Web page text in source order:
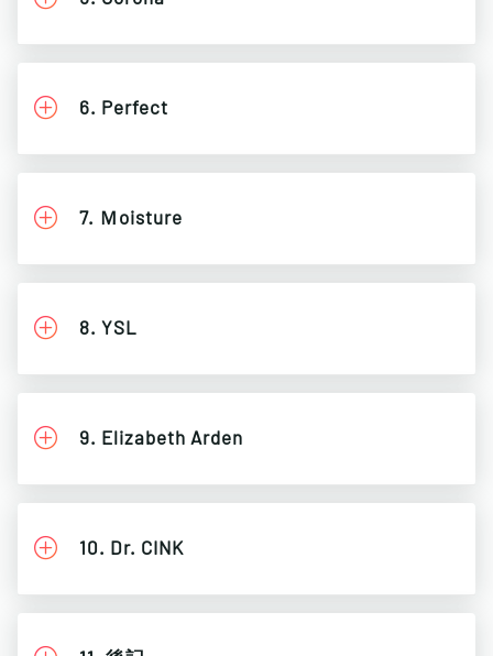
6. Perfect
7. Ｍoisture
8. YSL
9. Elizabeth Arden
10. Dr. CINK